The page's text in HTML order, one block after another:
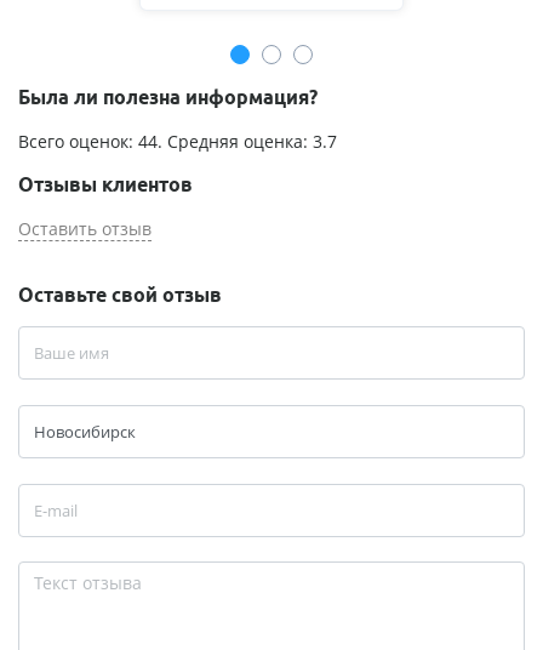
Была ли полезна информация?
Всего оценок: 44. Средняя оценка: 3.7
Отзывы клиентов
Оставить отзыв
Оставьте свой отзыв